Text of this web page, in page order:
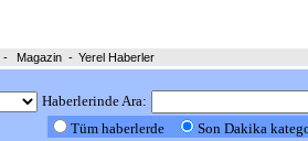
- Magazin - Yerel Haberler
Haberlerinde Ara:
Tüm haberlerde
Son Dakika